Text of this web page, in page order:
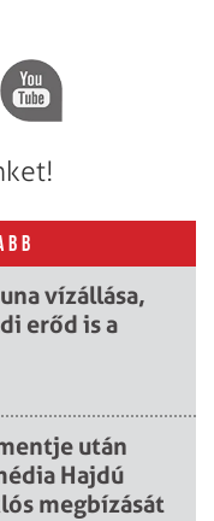
vízállása,
erőd is a
után
Hajdú
megbízását